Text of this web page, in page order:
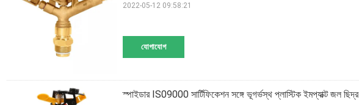
যোগাযোগ
2022-05-12 09:58:21
স্পাইডার IS09000 সার্টিফিকেশন সঙ্গে ভূগর্ভস্থ প্লাস্টিক ইমপ্যাক্ট জল ছিদ্র